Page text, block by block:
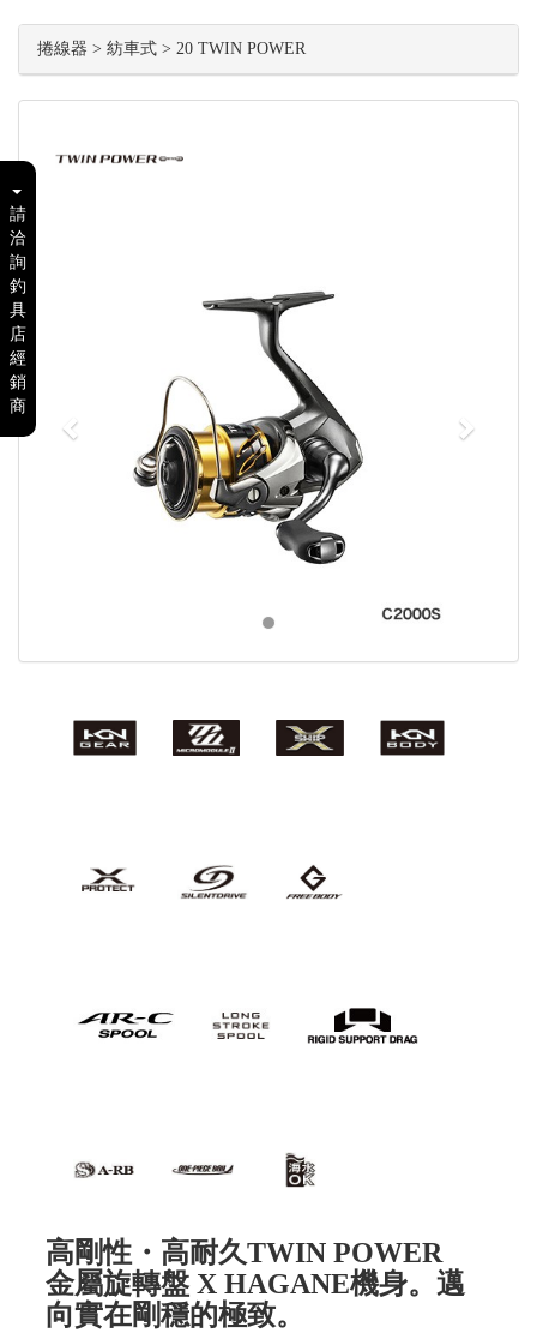
請
洽
詢
釣
具
店
經
銷
商
捲線器 > 紡車式 > 20 TWIN POWER
高剛性・高耐久TWIN POWER
金屬旋轉盤 X HAGANE機身。邁
向實在剛穩的極致。